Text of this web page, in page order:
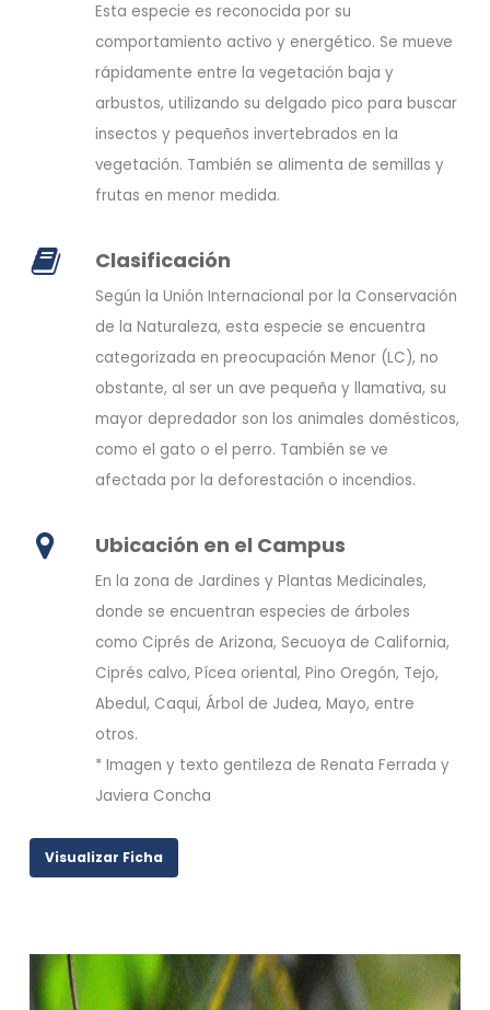
Esta especie es reconocida por su
comportamiento activo y energético. Se mueve
rápidamente entre la vegetación baja y
arbustos, utilizando su delgado pico para buscar
insectos y pequeños invertebrados en la
vegetación. También se alimenta de semillas y
frutas en menor medida.
Clasificación
Según la Unión Internacional por la Conservación
de la Naturaleza, esta especie se encuentra
categorizada en preocupación Menor (LC), no
obstante, al ser un ave pequeña y llamativa, su
mayor depredador son los animales domésticos,
como el gato o el perro. También se ve
afectada por la deforestación o incendios.
Ubicación en el Campus
En la zona de Jardines y Plantas Medicinales,
donde se encuentran especies de árboles
como Ciprés de Arizona, Secuoya de California,
Ciprés calvo, Pícea oriental, Pino Oregón, Tejo,
Abedul, Caqui, Árbol de Judea, Mayo, entre
otros.
* Imagen y texto gentileza de Renata Ferrada y
Javiera Concha
Visualizar Ficha